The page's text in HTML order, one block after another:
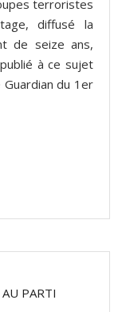
terroristes
diffusé la
de seize ans,
à ce sujet
Guardian du 1er
PARTI